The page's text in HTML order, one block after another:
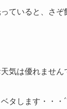
ていると、さ
気は優れません
します・・・